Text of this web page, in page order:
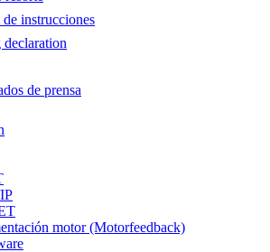
instrucciones
de prensa
motor (Motorfeedback)